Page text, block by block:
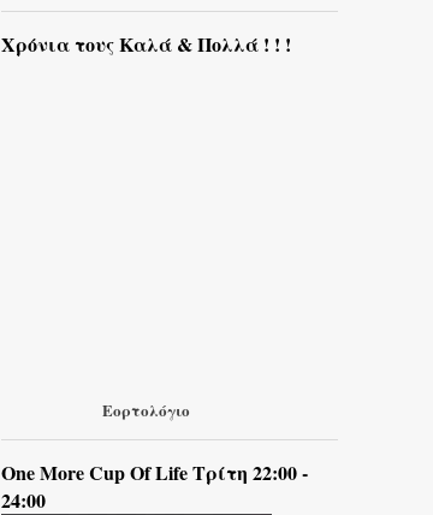
Χρόνια τους Καλά & Πολλά ! ! !
Εορτολόγιο
One More Cup Of Life Τρίτη 22:00 -
24:00